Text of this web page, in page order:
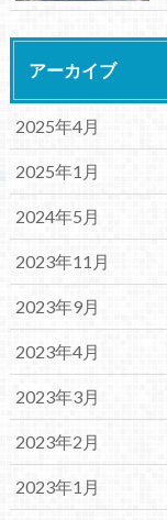
アーカイブ
2025年4月
2025年1月
2024年5月
2023年11月
2023年9月
2023年4月
2023年3月
2023年2月
2023年1月